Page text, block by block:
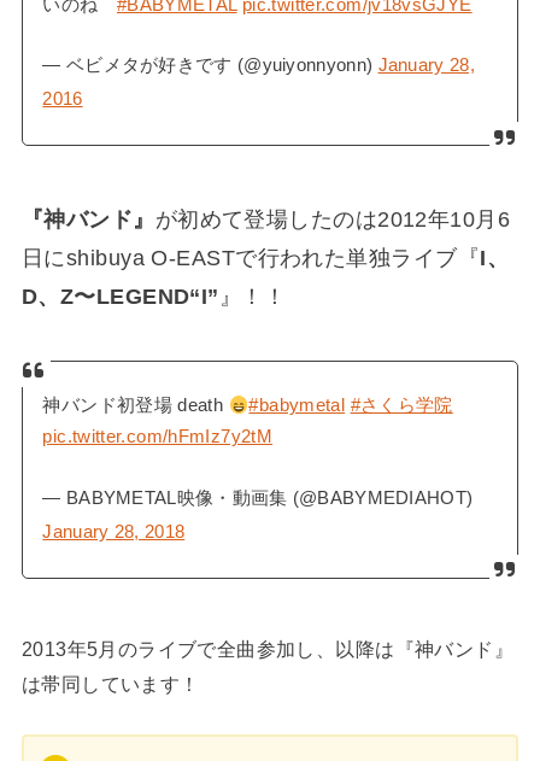
いのね #BABYMETAL pic.twitter.com/jv18vsGJYE
— ベビメタが好きです (@yuiyonnyonn) January 28,
2016
『神バンド』 が初めて登場したのは2012年10月6
日にshibuya O-EASTで行われた単独ライブ『I、
D、Z〜LEGEND“I” 』！！
神バンド初登場 death #babymetal #さくら学院
pic.twitter.com/hFmIz7y2tM
— BABYMETAL映像・動画集 (@BABYMEDIAHOT)
January 28, 2018
2013年5月のライブで全曲参加し、以降は『神バンド』
は帯同しています！